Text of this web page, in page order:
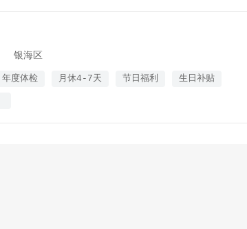
银海区
年度体检 月休4-7天 节日福利 生日补贴